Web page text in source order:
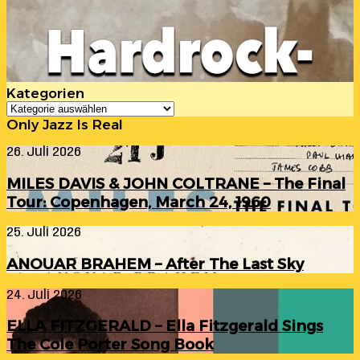
Kategorien
Kategorien
Only Jazz Is Real
MILES
&
JOHN
COLTRANE
The
Final
Tour:
Copenhagen,
March
24,
1960
26. Juli 2026
MILES DAVIS & JOHN COLTRANE – The Final
Tour: Copenhagen, March 24, 1960
ANOUAR
BRAHEM
–
After
The
Last
Sky
25. Juli 2026
ANOUAR BRAHEM – After The Last Sky
ELLA
FITZGERALD
–
Ella
Fitzgerald
24. Juli 2026
ELLA FITZGERALD – Ella Fitzgerald Sings
The Cole Porter Song Book